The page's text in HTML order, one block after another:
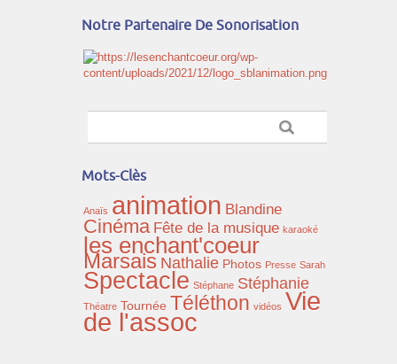
Notre Partenaire De Sonorisation
Mots-Clès
Anaïs animation Blandine
Cinéma Fête de la musique karaoké
les enchant'coeur
Marsais Nathalie Photos Presse Sarah
Spectacle Stéphane Stéphanie
Théatre Tournée Téléthon vidéos Vie
de l'assoc